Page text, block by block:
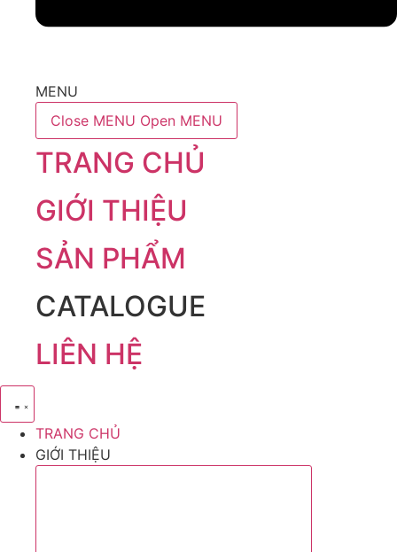
MENU
Close MENU Open MENU
TRANG CHỦ
GIỚI THIỆU
SẢN PHẨM
CATALOGUE
LIÊN HỆ
TRANG CHỦ
GIỚI THIỆU